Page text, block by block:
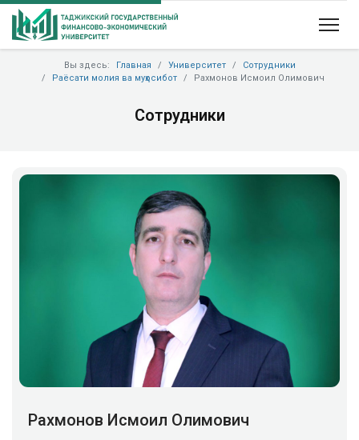
Вы здесь: Главная Университет
Сотрудники
Раёсати молия ва муҳосибот
Рахмонов Исмоил Олимович
Сотрудники
Рахмонов Исмоил Олимович